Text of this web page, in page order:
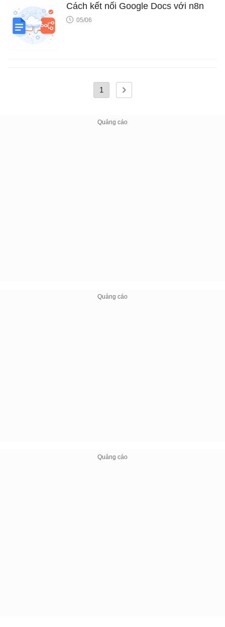
Cách kết nối Google Docs với n8n
05/06
1